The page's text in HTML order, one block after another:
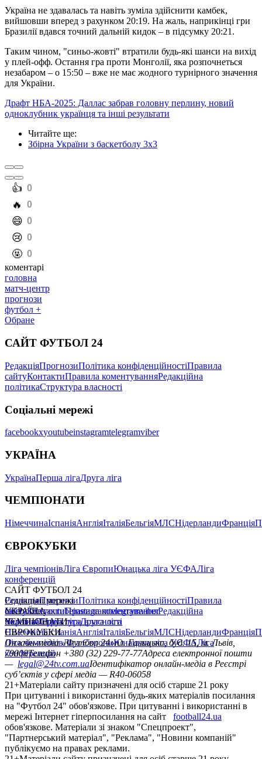
Україна не здавалась та навіть зуміла здійснити камбек,
вийшовши вперед з рахунком 20:19. На жаль, наприкінці гри
Бразилії вдався точний дальній кидок – в підсумку 20:21.
Таким чином, "синьо-жовті" втратили будь-які шанси на вихід
у плей-офф. Остання гра проти Монголії, яка розпочнеться
незабаром – о 15:50 – вже не має жодного турнірного значення
для України.
Драфт НБА-2025: Даллас забрав головну перлину, новий
одноклубник українця та інші результати
Читайте ще:
Збірна України з баскетболу 3х3
️👍 0
️🔥 0
️😄 0
️😢 0
️🤬 0
коментарі
головна
матч-центр
прогнози
футбол +
Обране
САЙТ ФУТБОЛ 24
РедакціяПрогнозиПолітика конфіденційностіПравила
сайтуКонтактиПравила коментуванняРедакційна
політикаСтруктура власності
Соціальні мережі
facebookxyoutubeinstagramtelegramviber
УКРАЇНА
УкраїнаПерша лігаДруга ліга
ЧЕМПІОНАТИ
НімеччинаІспаніяАнгліяІталіяБельгіяМЛСНідерландиФранція
ЄВРОКУБКИ
Ліга чемпіонівЛіга ЄвропиЮнацька ліга УЄФАЛіга
конференцій
САЙТ ФУТБОЛ 24
РедакціяПрогнозиПолітика конфіденційностіПравила
сайтуКонтактиПравила коментуванняРедакційна
політикаСтруктура власності
Соціальні мережі
facebookxyoutubeinstagramtelegramviber
УКРАЇНА
УкраїнаПерша лігаДруга ліга
ЧЕМПІОНАТИ
НімеччинаІспаніяАнгліяІталіяБельгіяМЛСНідерландиФранція
ЄВРОКУБКИ
Ліга чемпіонівЛіга ЄвропиЮнацька ліга УЄФАЛіга
конференцій
Онлайн-медіа «Футбол 24»пл. Галицька, буд. 15, м. Львів,
79008Телефон +380 (32) 229-77-77Адреса електронної пошти
— legal@24tv.com.uaІдентифікатор онлайн-медіа в Реєстрі
суб’єктів у сфері медіа — R40-06058
21+Матеріали сайту призначені для осіб старше 21 року
При цитуванні і використанні будь-яких матеріалів посилання
на "Футбол 24" обов'язкове. При цитуванні і використанні в
мережі Інтернет гіперпосилання на сайт
football24.ua
обов'язкове. Матеріали зі знаком "Спецпроект",
"Партнерський матеріал", "Реклама", "Новини компаній"
публікуємо на правах реклами.